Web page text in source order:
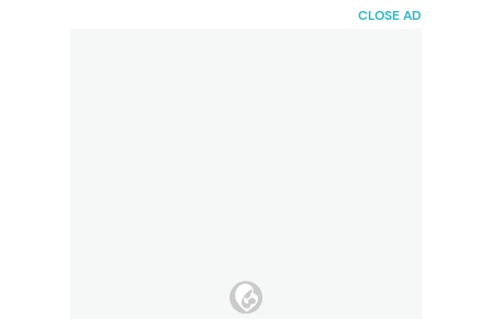
CLOSE AD